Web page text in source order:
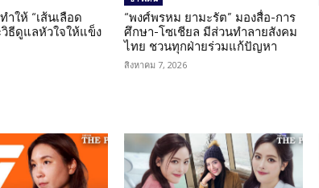
ให้ “เส้นเลือด
ธีดูแลหัวใจให้แข็ง
“พงศ์พรหม ยามะรัต” มองสื่อ-การ
ศึกษา-โซเชียล มีส่วนทำลายสังคม
ไทย ชวนทุกฝ่ายร่วมแก้ปัญหา
สิงหาคม 7, 2026